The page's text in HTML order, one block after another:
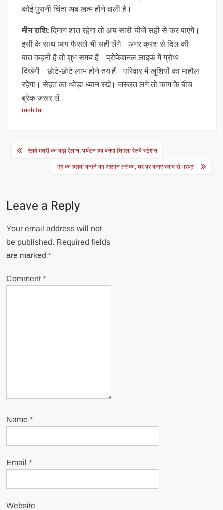
कोई पुरानी चिंता अब खत्म होने वाली है।
मीन राशि:दिमाग शांत रहेगा तो आप सारी चीजें सही से कर पाएंगे।
इसी के साथ आप फैसले भी सही लेंगे। अगर क्रश से दिल की
बात कहनी है तो शुभ समय है। प्रोफेशनल लाइफ में ग्रोथ
दिखेगी। छोटे-छोटे लाभ होने तय हैं। परिवार में खुशियों का माहौल
रहेगा। सेहत का थोड़ा ध्यान रखें। जरूरत लगे तो काम के बीच
ब्रेक जरूर लें।
rashifal
Post
navigation
रेलवे मंत्री का बड़ा ऐलान: पर्यटन हब बनेगा शिमला रेलवे स्टेशन
मूंग का हलवा बनाने का आसान तरीका, घर पर बनाएं स्वाद से भरपूर”
Leave a Reply
Your email address will not
be published. Required fields
are marked*
Comment*
Name*
Email*
Website